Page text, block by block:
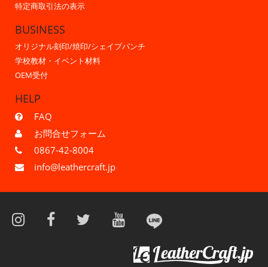
特定商取引法の表示
BUSINESS
オリジナル刻印/焼印/シェイプパンチ
学校教材・イベント材料
OEM受付
HELP
FAQ
お問合せフォーム
0867-42-8004
info@leathercraft.jp